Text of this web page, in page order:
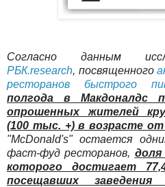
Согласно данным
РБК.research, посвященного
ресторанов быстрого
полгода в Макдоналдс
опрошенных жителей
(100 тыс. +) в возрасте
"McDonald's" остается
фаст-фуд ресторанов, доля
которого достигает
посещавших